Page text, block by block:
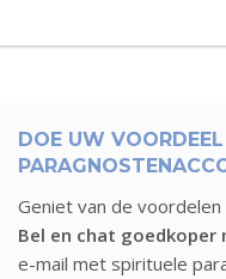
DOE UW
Geniet van de
Bel en chat
e-mail met spirituele